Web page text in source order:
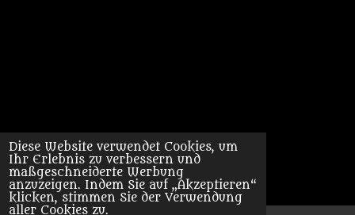
Diese Website verwendet Cookies, um
Ihr Erlebnis zu verbessern und
maßgeschneiderte Werbung
anzuzeigen. Indem Sie auf „Akzeptieren“
klicken, stimmen Sie der Verwendung
aller Cookies zu.